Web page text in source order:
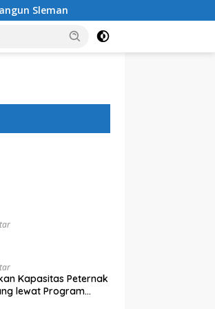
Sholeh Cilik
Debu Tegal Danas Cikarang
Kapasitas Peternak
lewat Program